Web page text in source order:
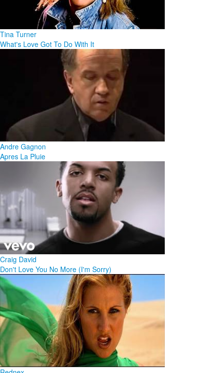
Tina Turner
What's Love Got To Do With It
Andre Gagnon
Apres La Pluie
Craig David
Don't Love You No More (I'm Sorry)